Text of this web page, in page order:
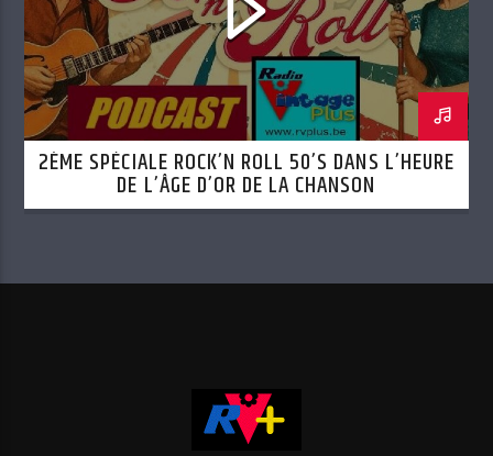
2ÈME SPÉCIALE ROCK’N ROLL 50’S DANS L’HEURE
DE L’ÂGE D’OR DE LA CHANSON